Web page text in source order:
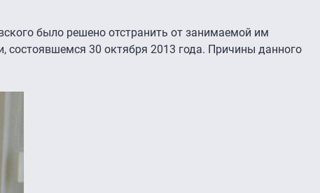
было решено отстранить от занимаемой им
состоявшемся 30 октября 2013 года. Причины данного